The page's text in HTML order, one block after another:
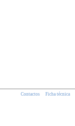
Contactos Ficha técnica